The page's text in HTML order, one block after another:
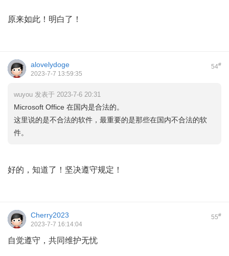
原来如此！明白了！
54#
alovelydoge
2023-7-7 13:59:35
wuyou 发表于 2023-7-6 20:31
Microsoft Office 在国内是合法的。
这里说的是不合法的软件，最重要的是那些在国内不合法的软
件。
好的，知道了！坚决遵守规定！
55#
Cherry2023
2023-7-7 16:14:04
自觉遵守，共同维护无忧